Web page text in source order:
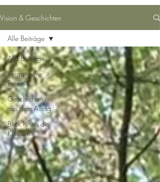
Vision & Geschichten
Alle Beiträge
Vergangene
Events
Geschichten
aus dem Alltag
Blick hinter die
Kulissen
Alle Beiträge